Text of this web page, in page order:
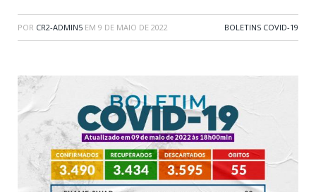
POR CR2-ADMIN5 EM 9 DE MAIO DE 2022 BOLETINS COVID-19